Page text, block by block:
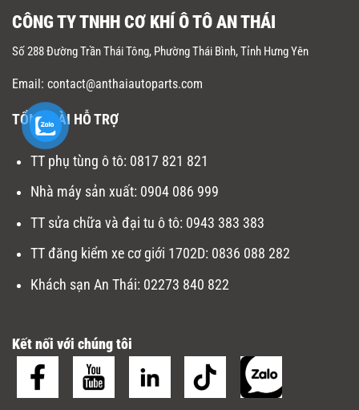
CÔNG TY TNHH CƠ KHÍ Ô TÔ AN THÁI
Số 288 Đường Trần Thái Tông, Phường Thái Bình, Tỉnh Hưng Yên
Email: contact@anthaiautoparts.com
TỔNG ĐÀI HỖ TRỢ
TT phụ tùng ô tô: 0817 821 821
Nhà máy sản xuất: 0904 086 999
TT sửa chữa và đại tu ô tô: 0943 383 383
TT đăng kiểm xe cơ giới 1702D: 0836 088 282
Khách sạn An Thái: 02273 840 822
Kết nối với chúng tôi